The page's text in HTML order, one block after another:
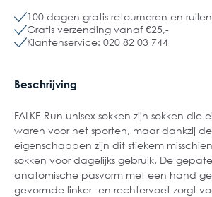
100 dagen gratis retourneren en ruilen
Gratis verzending vanaf €25,-
Klantenservice: 020 82 03 744
Beschrijving
FALKE Run unisex sokken zijn sokken
waren voor het sporten, maar dankzij
eigenschappen zijn dit stiekem
sokken voor dagelijks gebruik. De
anatomische pasvorm met een hand
gevormde linker- en rechtervoet zorgt